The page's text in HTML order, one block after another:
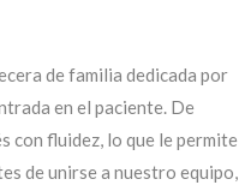
de familia dedicada por
en el paciente. De
con fluidez, lo que le permite
de unirse a nuestro equipo,